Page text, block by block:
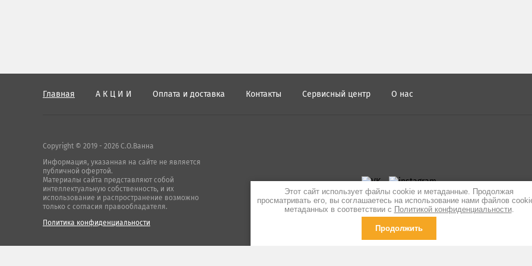
Главная А К Ц И И Оплата и доставка Контакты Сервисный центр О нас
Copyright © 2019 - 2026 С.О.Ванна
Информация, указанная на сайте не является
публичной офертой.
Материалы сайта представляют собой
интеллектуальную собственность, и их
использование и распространение возможно
только с согласия правообладателя.
Политика конфиденциальности
Этот сайт использует файлы cookie и метаданные. Продолжая
просматривать его, вы соглашаетесь на использование нами файлов
метаданных в соответствии с Политикой конфиденциальности.
Продолжить